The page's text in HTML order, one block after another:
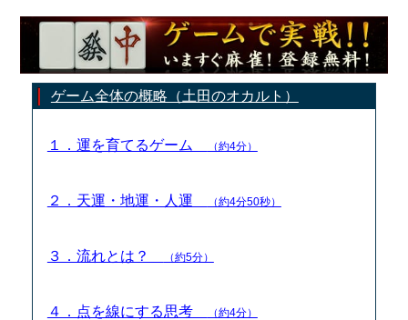
ゲーム全体の概略（土田のオカルト）
１．運を育てるゲーム （約4分）
２．天運・地運・人運 （約4分50秒）
３．流れとは？ （約5分）
４．点を線にする思考 （約4分）